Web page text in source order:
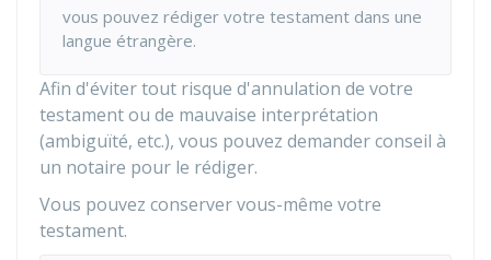
vous pouvez rédiger votre testament dans une
langue étrangère.
Afin d'éviter tout risque d'annulation de votre
testament ou de mauvaise interprétation
(ambiguïté, etc.), vous pouvez demander conseil à
un notaire pour le rédiger.
Vous pouvez conserver vous-même votre
testament.